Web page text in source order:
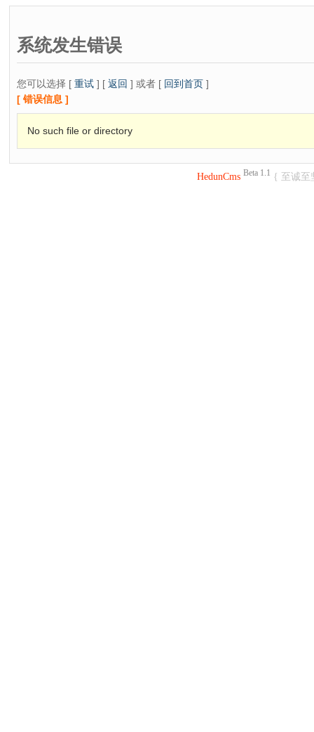
系统发生错误
您可以选择 [ 重试 ] [ 返回 ] 或者 [ 回到首页 ]
[ 错误信息 ]
No such file or directory
HedunCms Beta 1.1 { 至诚至